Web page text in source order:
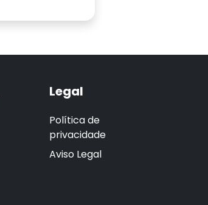
Legal
Política de
privacidade
Aviso Legal